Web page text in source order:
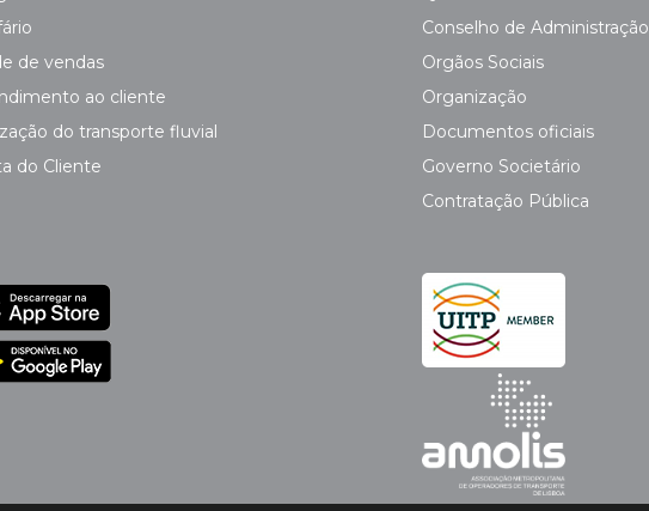
de vendas
ao cliente
do transporte fluvial
do Cliente
Conselho de Administração
Orgãos Sociais
Organização
Documentos oficiais
Governo Societário
Contratação Pública